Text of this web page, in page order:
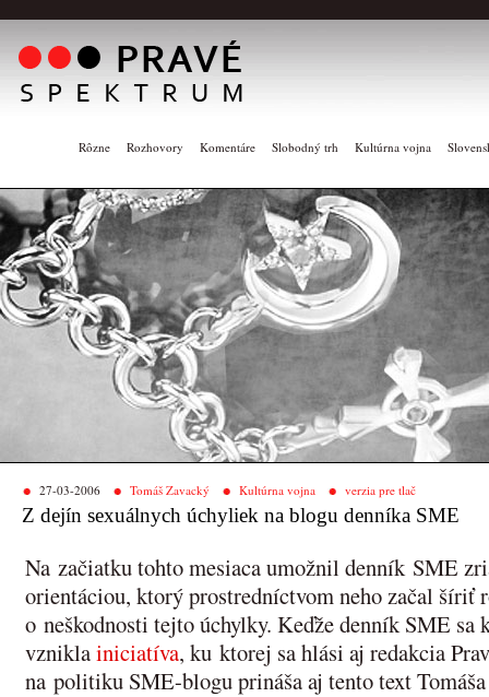
Rôzne Rozhovory Komentáre Slobodný trh Kultúrna vojna
27-03-2006 Tomáš Zavacký Kultúrna vojna verzia pre tlač
Z dejín sexuálnych úchyliek na blogu denníka SME
Na začiatku tohto mesiaca umožnil denník SME
orientáciou, ktorý prostredníctvom neho začal šíriť
o neškodnosti tejto úchylky. Keďže denník SME
vzniklainiciatíva, ku ktorej sa hlási aj redakcia
na politiku SME-blogu prináša aj tento text